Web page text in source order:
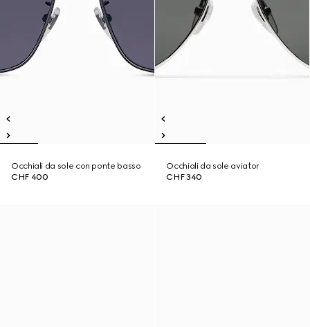
Occhiali da sole con ponte basso
CHF 400
Occhiali da sole aviator
CHF 340